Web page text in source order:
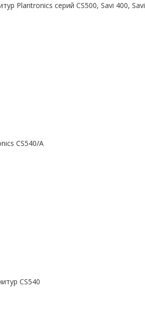
Plantronics серий CS500, Savi 400, Savi
CS540/A
CS540